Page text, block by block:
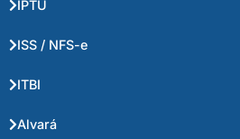
IPTU
ISS / NFS-e
ITBI
Alvará